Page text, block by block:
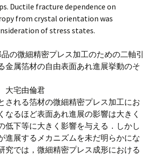
Ductile fracture dependence on
from crystal orientation was
of stress states.
の微細精密プレス加工のための二軸引
金属箔材の自由表面あれ進展挙動のそ
大宅由倫君
される箔材の微細精密プレス加工にお
なるほど表面あれ進展の影響は大きく
低下等に大きく影響を与える．しかし
進展するメカニズムを未だ明らかにな
究では，微細精密プレス成形における